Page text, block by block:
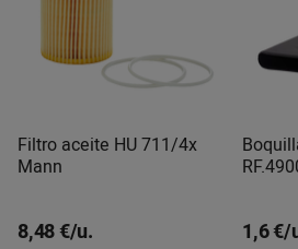
Filtro aceite HU 711/4x
Mann
8,48 €/u. 1,6 €/